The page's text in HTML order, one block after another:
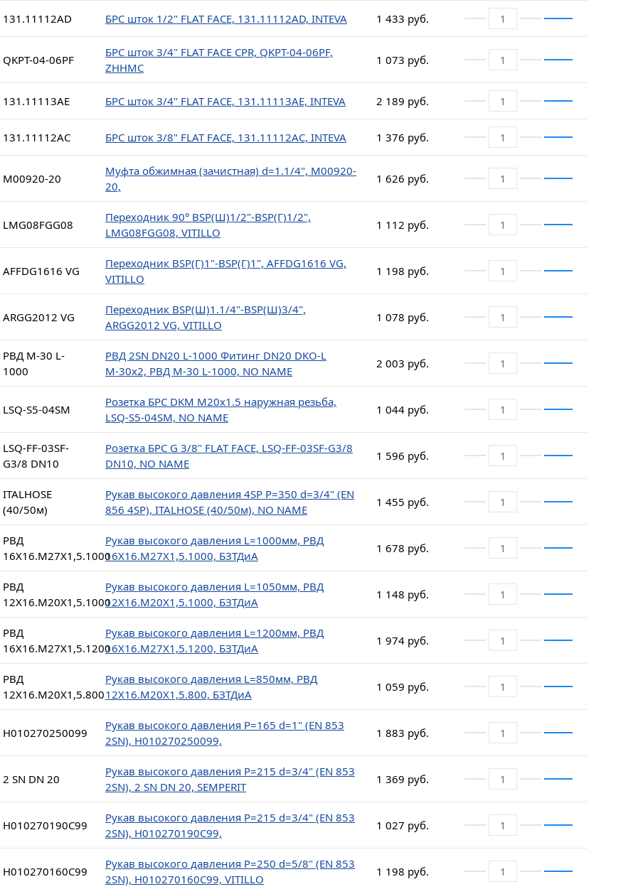
131.11112AD БРС шток 1/2" FLAT FACE, 131.11112AD, INTEVA 1 433 руб.
QKPT-04-06PF
БРС шток 3/4" FLAT FACE CPR, QKPT-04-06PF,
ZHHMC
1 073 руб.
131.11113AE БРС шток 3/4" FLAT FACE, 131.11113AE, INTEVA 2 189 руб.
131.11112AC БРС шток 3/8" FLAT FACE, 131.11112AC, INTEVA 1 376 руб.
M00920-20
Муфта обжимная (зачистная) d=1.1/4", M00920-
20,
1 626 руб.
LMG08FGG08
Переходник 90° BSP(Ш)1/2"-BSP(Г)1/2",
LMG08FGG08, VITILLO
1 112 руб.
AFFDG1616 VG
Переходник BSP(Г)1"-BSP(Г)1", AFFDG1616 VG,
VITILLO
1 198 руб.
ARGG2012 VG
Переходник BSP(Ш)1.1/4"-BSP(Ш)3/4",
ARGG2012 VG, VITILLO
1 078 руб.
РВД М-30 L-
1000
РВД 2SN DN20 L-1000 Фитинг DN20 DKO-L
М-30x2, РВД М-30 L-1000, NO NAME
2 003 руб.
LSQ-S5-04SM
Розетка БРС DKM М20х1.5 наружная резьба,
LSQ-S5-04SM, NO NAME
1 044 руб.
LSQ-FF-03SF-
G3/8 DN10
Розетка БРС G 3/8" FLAT FACE, LSQ-FF-03SF-G3/8
DN10, NO NAME
1 596 руб.
ITALHOSE
(40/50м)
Рукав высокого давления 4SP P=350 d=3/4" (EN
856 4SP), ITALHOSE (40/50м), NO NAME
1 455 руб.
РВД
16Х16.М27Х1,5.1000
Рукав высокого давления L=1000мм, РВД
16Х16.М27Х1,5.1000, БЗТДиА
1 678 руб.
РВД
12Х16.М20Х1,5.1000
Рукав высокого давления L=1050мм, РВД
12Х16.М20Х1,5.1000, БЗТДиА
1 148 руб.
РВД
16Х16.М27Х1,5.1200
Рукав высокого давления L=1200мм, РВД
16Х16.М27Х1,5.1200, БЗТДиА
1 974 руб.
РВД
12Х16.М20Х1,5.800
Рукав высокого давления L=850мм, РВД
12Х16.М20Х1,5.800, БЗТДиА
1 059 руб.
H010270250099
Рукав высокого давления P=165 d=1" (EN 853
2SN), H010270250099,
1 883 руб.
2 SN DN 20
Рукав высокого давления P=215 d=3/4" (EN 853
2SN), 2 SN DN 20, SEMPERIT
1 369 руб.
H010270190C99
Рукав высокого давления P=215 d=3/4" (EN 853
2SN), H010270190C99,
1 027 руб.
H010270160C99
Рукав высокого давления P=250 d=5/8" (EN 853
2SN), H010270160C99, VITILLO
1 198 руб.